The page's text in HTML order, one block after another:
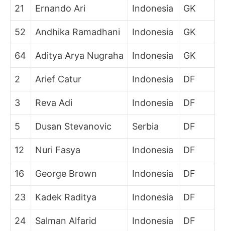
21 Ernando Ari Indonesia GK
52 Andhika Ramadhani Indonesia GK
64 Aditya Arya Nugraha Indonesia GK
2 Arief Catur Indonesia DF
3 Reva Adi Indonesia DF
5 Dusan Stevanovic Serbia DF
12 Nuri Fasya Indonesia DF
16 George Brown Indonesia DF
23 Kadek Raditya Indonesia DF
24 Salman Alfarid Indonesia DF